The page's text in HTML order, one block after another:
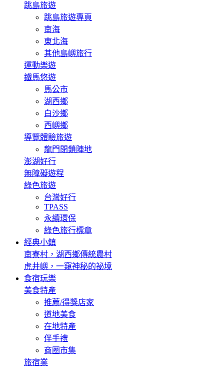
跳島旅遊
跳島旅遊專頁
南海
東北海
其他島嶼旅行
運動樂遊
鐵馬悠遊
馬公市
湖西鄉
白沙鄉
西嶼鄉
導覽體驗旅遊
龍門閉鎖陣地
澎湖好行
無障礙遊程
綠色旅遊
台灣好行
TPASS
永續環保
綠色旅行標章
經典小鎮
南寮村，湖西鄉傳統農村
虎井嶼，一窺神秘的祕境
食宿玩樂
美食特產
推薦/得獎店家
道地美食
在地特產
伴手禮
商圈市集
旅宿業